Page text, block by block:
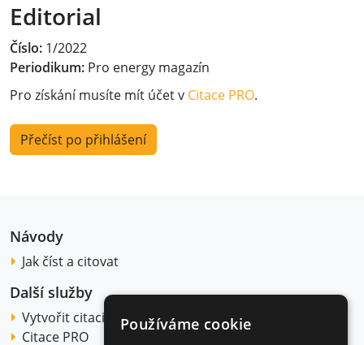
Editorial
Číslo: 1/2022
Periodikum: Pro energy magazín
Pro získání musíte mít účet v Citace PRO.
Přečíst po přihlášení
Návody
Jak číst a citovat
Další služby
Vytvořit citaci
Citace PRO
Používáme cookie